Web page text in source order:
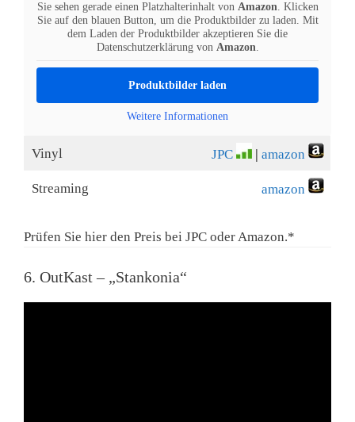
Sie sehen gerade einen Platzhalterinhalt von Amazon. Klicken
Sie auf den blauen Button, um die Produktbilder zu laden. Mit
dem Laden der Produktbilder akzeptieren Sie die
Datenschutzerklärung von Amazon.
Produktbilder laden
Weitere Informationen
Vinyl JPC amazon
Streaming amazon
Prüfen Sie hier den Preis bei JPC oder Amazon.*
6. OutKast – „Stankonia“